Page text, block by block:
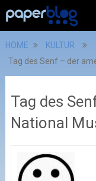
HOME
KULTUR
Tag des Senf – der
Tag des
National